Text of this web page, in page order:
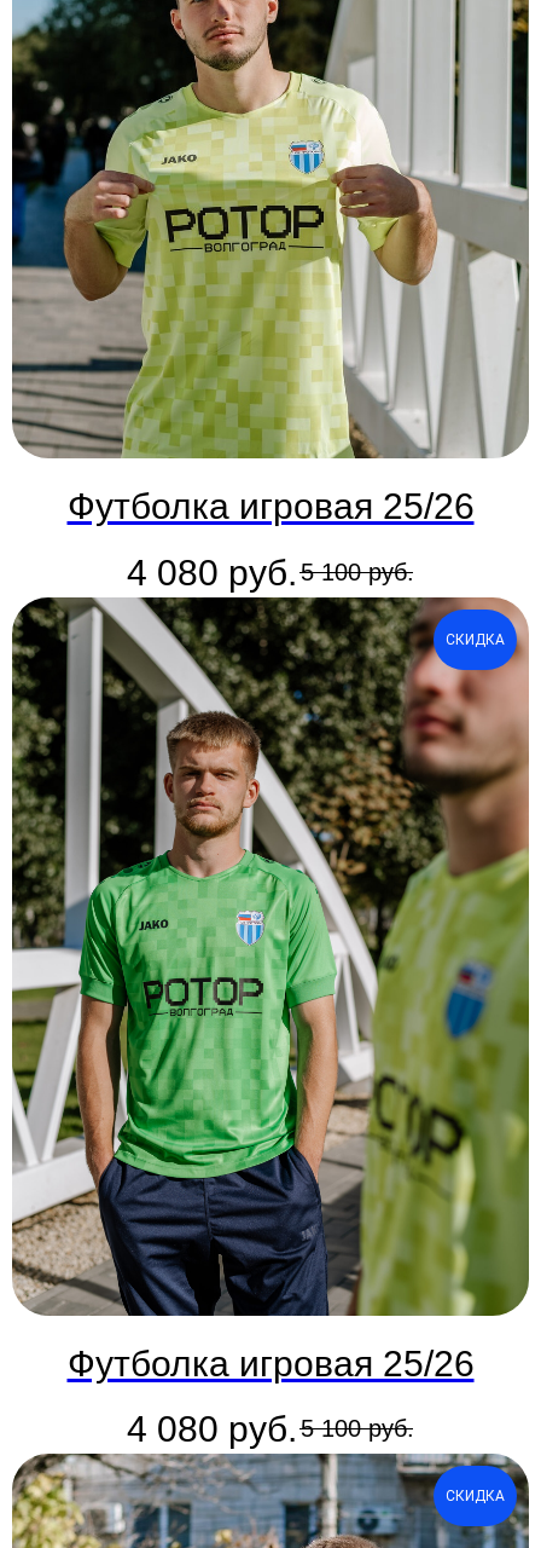
Футболка игровая 25/26
4 080 руб. 5 100 руб.
СКИДКА
Футболка игровая 25/26
4 080 руб. 5 100 руб.
СКИДКА